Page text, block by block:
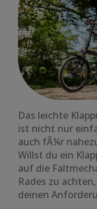
Das leichte
ist nicht nur
auch fÃ¼r
Willst du ein
auf die
Rades zu
deinen